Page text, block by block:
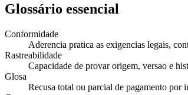
Glossário essencial
Conformidade
Aderencia pratica as exigencias legais,
Rastreabilidade
Capacidade de provar origem, versao e
Glosa
Recusa total ou parcial de pagamento por